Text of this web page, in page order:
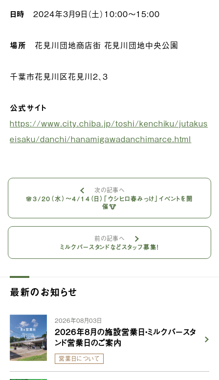
日時 2024年3月9日（土）10:00～15:00
場所 花見川団地商店街 花見川団地中央公園
千葉市花見川区花見川２、３
公式サイト
https://www.city.chiba.jp/toshi/kenchiku/jutakus
eisaku/danchi/hanamigawadanchimarce.html
次の記事へ
🌸3/20（水）〜4/14（日）「ウシヒロ春みっけ」イベントを開
催🐮
前の記事へ
ミルクバースタンドなどスタッフ募集！
最新のお知らせ
2026年08月03日
2026年8月の施設営業日・ミルクバースタ
ンド営業日のご案内
営業日について